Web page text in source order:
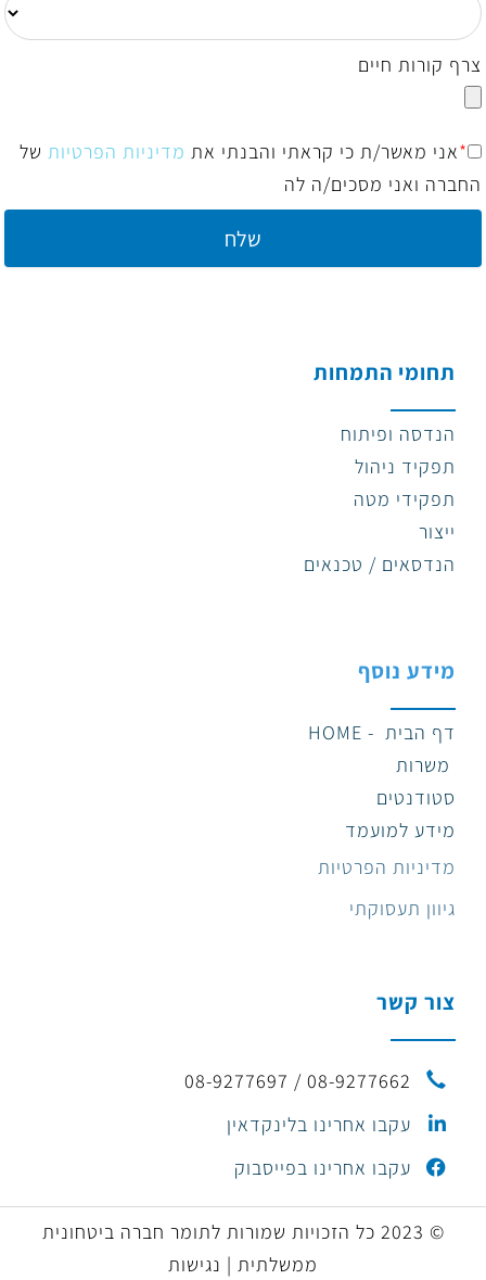
צרף קורות חיים
*אני מאשר/ת כי קראתי והבנתי את מדיניות הפרטיות של
החברה ואני מסכים/ה לה
תחומי התמחות
הנדסה ופיתוח
תפקיד ניהול
תפקידי מטה
ייצור
הנדסאים / טכנאים
מידע נוסף
דף הבית - HOME
משרות
סטודנטים
מידע למועמד
מדיניות הפרטיות
גיוון תעסוקתי
צור קשר
08-9277662 / 08-9277697
עקבו אחרינו בלינקדאין
עקבו אחרינו בפייסבוק
© 2023 כל הזכויות שמורות לתומר חברה ביטחונית
ממשלתית | נגישות